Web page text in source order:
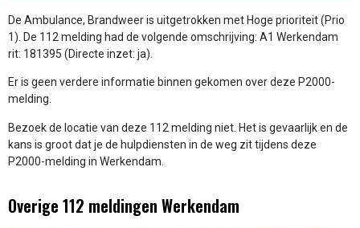
De Ambulance, Brandweer is uitgetrokken met Hoge prioriteit (Prio
1). De 112 melding had de volgende omschrijving: A1 Werkendam
rit: 181395 (Directe inzet: ja).
Er is geen verdere informatie binnen gekomen over deze P2000-
melding.
Bezoek de locatie van deze 112 melding niet. Het is gevaarlijk en de
kans is groot dat je de hulpdiensten in de weg zit tijdens deze
P2000-melding in Werkendam.
Overige 112 meldingen Werkendam